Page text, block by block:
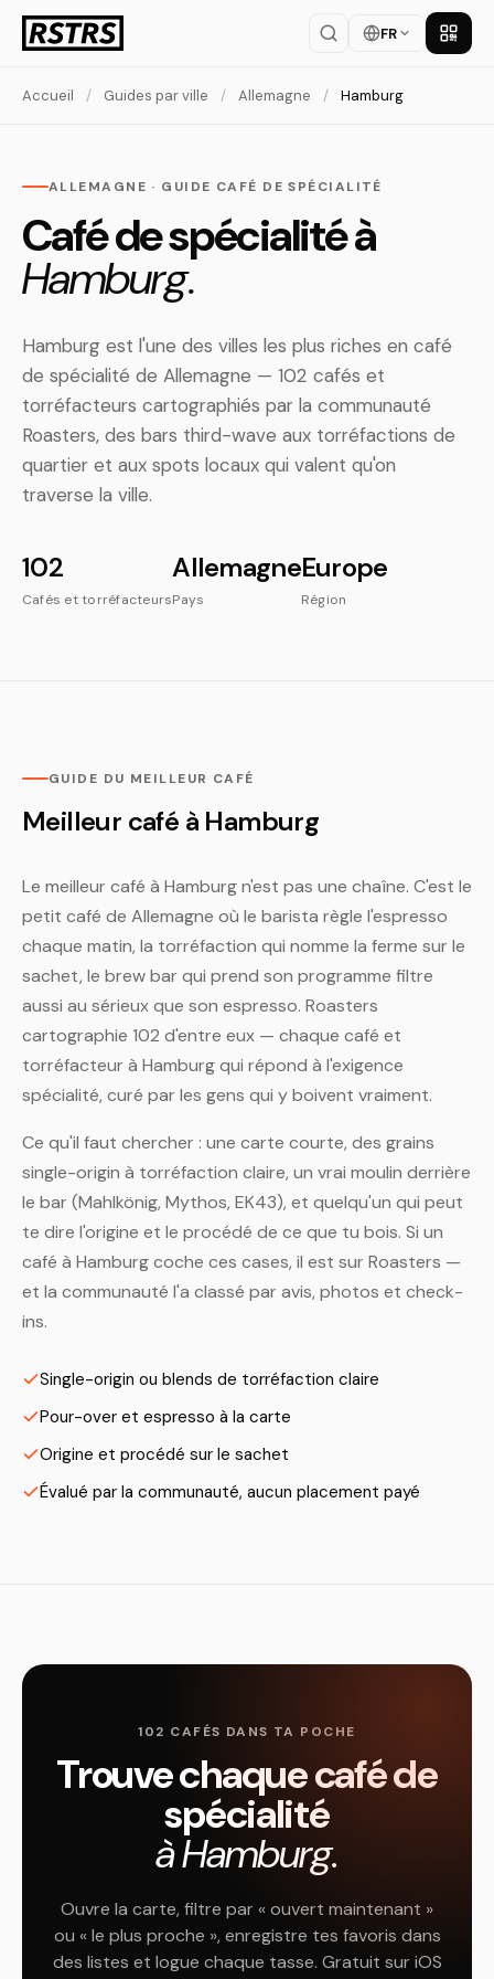
FR
Accueil / Guides par ville / Allemagne / Hamburg
ALLEMAGNE · GUIDE CAFÉ DE SPÉCIALITÉ
Café de spécialité à
Hamburg.
Hamburg est l'une des villes les plus riches en café
de spécialité de Allemagne — 102 cafés et
torréfacteurs cartographiés par la communauté
Roasters, des bars third-wave aux torréfactions de
quartier et aux spots locaux qui valent qu'on
traverse la ville.
102
Cafés et torréfacteurs
Allemagne
Pays
Europe
Région
GUIDE DU MEILLEUR CAFÉ
Meilleur café à Hamburg
Le meilleur café à Hamburg n'est pas une chaîne. C'est le
petit café de Allemagne où le barista règle l'espresso
chaque matin, la torréfaction qui nomme la ferme sur le
sachet, le brew bar qui prend son programme filtre
aussi au sérieux que son espresso. Roasters
cartographie 102 d'entre eux — chaque café et
torréfacteur à Hamburg qui répond à l'exigence
spécialité, curé par les gens qui y boivent vraiment.
Ce qu'il faut chercher : une carte courte, des grains
single-origin à torréfaction claire, un vrai moulin derrière
le bar (Mahlkönig, Mythos, EK43), et quelqu'un qui peut
te dire l'origine et le procédé de ce que tu bois. Si un
café à Hamburg coche ces cases, il est sur Roasters —
et la communauté l'a classé par avis, photos et check-
ins.
Single-origin ou blends de torréfaction claire
Pour-over et espresso à la carte
Origine et procédé sur le sachet
Évalué par la communauté, aucun placement payé
102 CAFÉS DANS TA POCHE
Trouve chaque café de
spécialité
à Hamburg.
Ouvre la carte, filtre par « ouvert maintenant »
ou « le plus proche », enregistre tes favoris dans
des listes et logue chaque tasse. Gratuit sur iOS